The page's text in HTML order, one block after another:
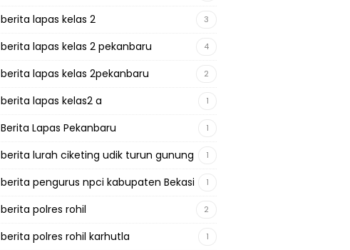
berita lapas kelas 2 3
berita lapas kelas 2 pekanbaru 4
berita lapas kelas 2pekanbaru 2
berita lapas kelas2 a 1
Berita Lapas Pekanbaru 1
berita lurah ciketing udik turun gunung 1
berita pengurus npci kabupaten Bekasi 1
berita polres rohil 2
berita polres rohil karhutla 1